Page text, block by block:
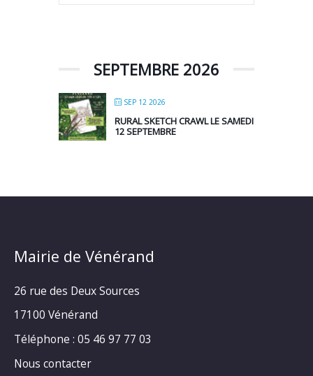
SEPTEMBRE 2026
SEP 12 2026
RURAL SKETCH CRAWL LE SAMEDI
12 SEPTEMBRE
Mairie de Vénérand
26 rue des Deux Sources
17100 Vénérand
Téléphone : 05 46 97 77 03
Nous contacter